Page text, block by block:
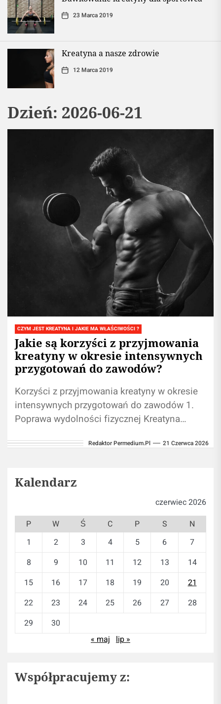
23 Marca 2019
Kreatyna a nasze zdrowie
12 Marca 2019
Dzień: 2026-06-21
CZYM JEST KREATYNA I JAKIE MA WŁAŚCIWOŚCI ?
Jakie są korzyści z przyjmowania
kreatyny w okresie intensywnych
przygotowań do zawodów?
Korzyści z przyjmowania kreatyny w okresie
intensywnych przygotowań do zawodów 1.
Poprawa wydolności fizycznej Kreatyna
energii do mięśni podczas intensywnego...
Redaktor Permedium.pl 21 Czerwca 2026
Kalendarz
czerwiec 2026
P
W Ś C P S
N
1
2 3 4 5 6
7
8
9 10 11 12 13
14
15
16 17 18 19 20
21
22
23 24 25 26 27
28
29
30
« maj lip »
Współpracujemy z: